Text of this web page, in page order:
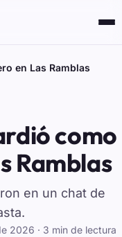
en Las Ramblas
como
Ramblas
en un chat de
2026 · 3 min de lectura